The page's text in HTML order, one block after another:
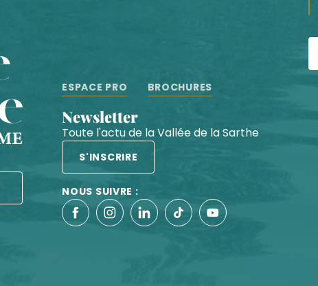
ESPACE PRO BROCHURES
Newsletter
Toute l'actu de la Vallée de la Sarthe
S'INSCRIRE
NOUS SUIVRE :